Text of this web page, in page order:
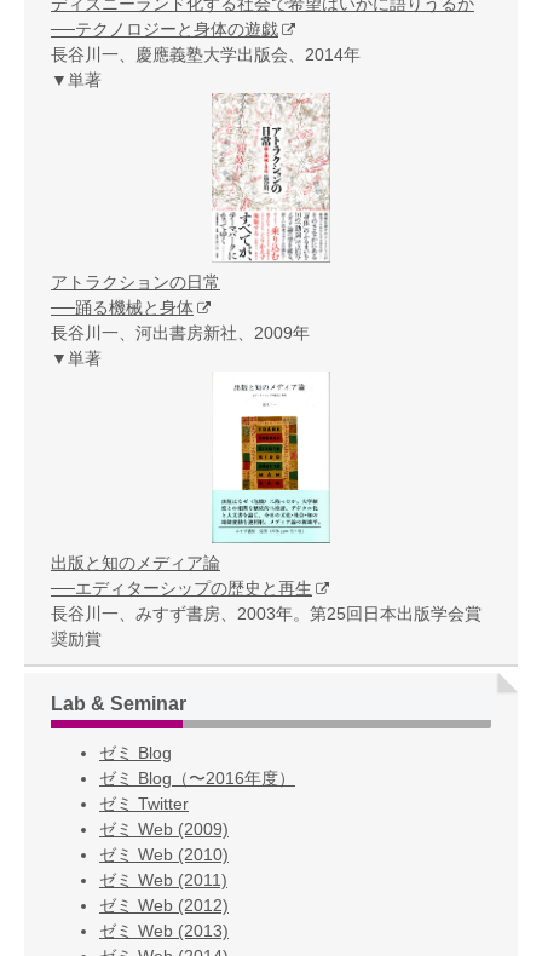
──テクノロジーと身体の遊戯
長谷川一、慶應義塾大学出版会、2014年
▼単著
アトラクションの日常
──踊る機械と身体
長谷川一、河出書房新社、2009年
▼単著
出版と知のメディア論
──エディターシップの歴史と再生
長谷川一、みすず書房、2003年。第25回日本出版学会賞
奨励賞
Lab & Seminar
ゼミ Blog
ゼミ Blog（〜2016年度）
ゼミ Twitter
ゼミ Web (2009)
ゼミ Web (2010)
ゼミ Web (2011)
ゼミ Web (2012)
ゼミ Web (2013)